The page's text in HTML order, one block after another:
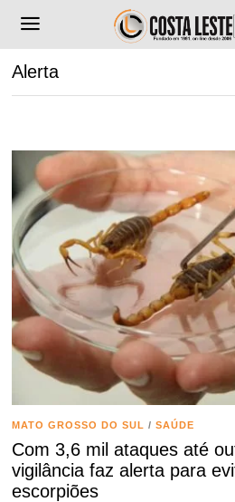
Alerta
MATO GROSSO DO SUL / SAÚDE
Com 3,6 mil ataques até
vigilância faz alerta para
escorpiões